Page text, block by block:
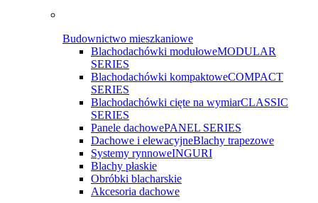
Budownictwo mieszkaniowe
Blachodachówki modułoweMODULAR
SERIES
Blachodachówki kompaktoweCOMPACT
SERIES
Blachodachówki cięte na wymiarCLASSIC
SERIES
Panele dachowePANEL SERIES
Dachowe i elewacyjneBlachy trapezowe
Systemy rynnoweINGURI
Blachy płaskie
Obróbki blacharskie
Akcesoria dachowe